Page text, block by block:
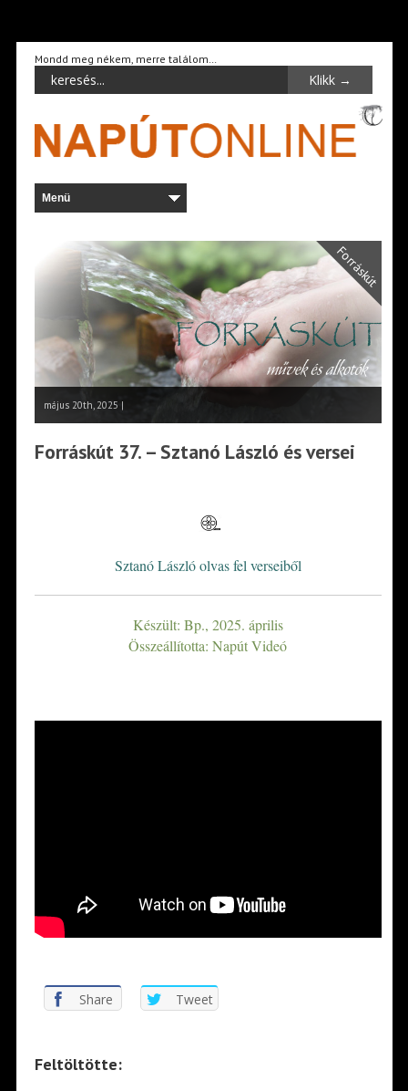
Mondd meg nékem, merre találom…
Forráskút
május 20th, 2025 |
Forráskút 37. – Sztanó László és versei
Sztanó László olvas fel verseiből
Készült: Bp., 2025. április
Összeállította: Napút Videó
Share Tweet
Feltöltötte: